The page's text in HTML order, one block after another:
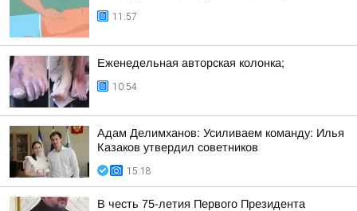
11:57
Еженедельная авторская колонка;
10:54
Адам Делимханов: Усиливаем команду: Илья
Казаков утвердил советников
15:18
В честь 75-летия Первого Президента